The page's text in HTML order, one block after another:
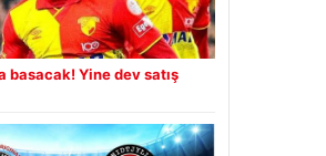
basacak! Yine dev satış